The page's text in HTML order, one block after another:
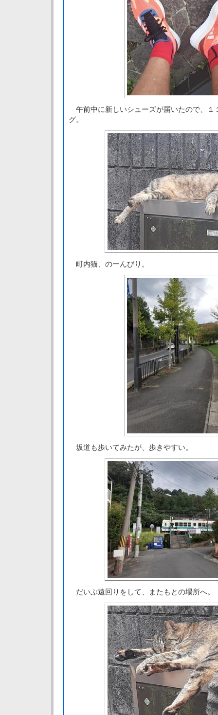
午前中に新しいシューズが届いたので、１
グ。
町内猫、のーんびり。
坂道も歩いてみたが、歩きやすい。
だいぶ遠回りをして、またもとの場所へ。